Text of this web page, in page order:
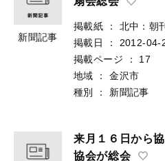
新聞記事
掲載紙 ：
北中：朝刊
掲載日
：
2012-04-
掲載ページ
：
17
地域
：
金沢市
種別
： 新聞記事
来月１６日から
協会が総会